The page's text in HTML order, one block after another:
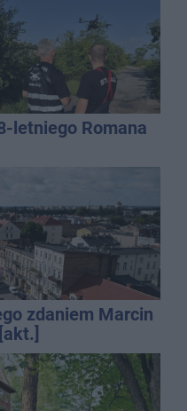
letniego Romana
zdaniem Marcin